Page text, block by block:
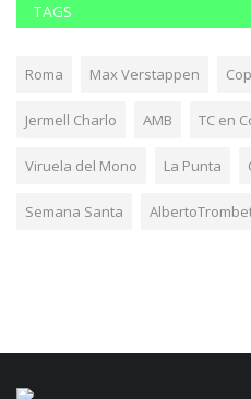
TAGS
Roma Max Verstappen
Jermell Charlo AMB TC en
Viruela del Mono La Punta
Semana Santa